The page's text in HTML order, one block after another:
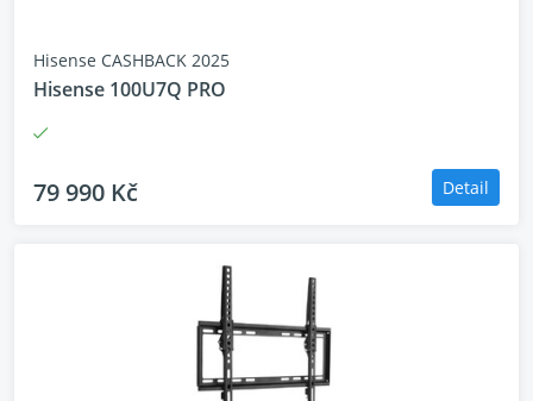
Typ obrazovky QLED
Hisense CASHBACK 2025
Hisense 100U7Q PRO
79 990 Kč Detail